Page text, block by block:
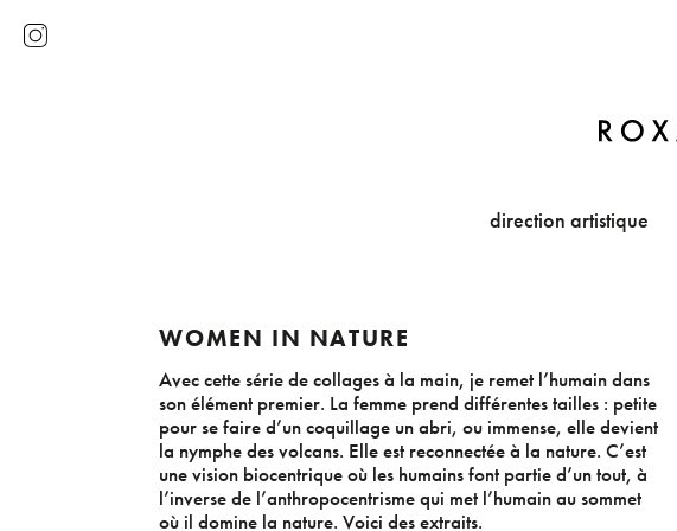
direction artistique
WOMEN IN NATURE
Avec cette série de collages à la main, je remet l’humain dans
son élément premier. La femme prend différentes tailles : petite
pour se faire d’un coquillage un abri, ou immense, elle devient
la nymphe des volcans. Elle est reconnectée à la nature. C’est
une vision biocentrique où les humains font partie d’un tout, à
l’inverse de l’anthropocentrisme qui met l’humain au sommet
où il domine la nature. Voici des extraits.